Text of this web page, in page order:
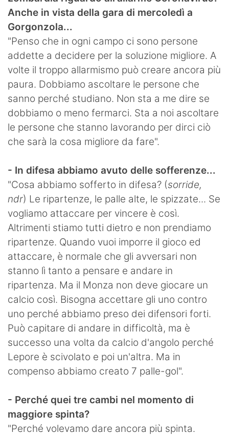
Anche in vista della gara di mercoledì a
Gorgonzola...
"Penso che in ogni campo ci sono persone
addette a decidere per la soluzione migliore. A
volte il troppo allarmismo può creare ancora più
paura. Dobbiamo ascoltare le persone che
sanno perché studiano. Non sta a me dire se
dobbiamo o meno fermarci. Sta a noi ascoltare
le persone che stanno lavorando per dirci ciò
che sarà la cosa migliore da fare".
- In difesa abbiamo avuto delle sofferenze...
"Cosa abbiamo sofferto in difesa? (sorride,
ndr) Le ripartenze, le palle alte, le spizzate... Se
vogliamo attaccare per vincere è così.
Altrimenti stiamo tutti dietro e non prendiamo
ripartenze. Quando vuoi imporre il gioco ed
attaccare, è normale che gli avversari non
stanno lì tanto a pensare e andare in
ripartenza. Ma il Monza non deve giocare un
calcio così. Bisogna accettare gli uno contro
uno perché abbiamo preso dei difensori forti.
Può capitare di andare in difficoltà, ma è
successo una volta da calcio d'angolo perché
Lepore è scivolato e poi un'altra. Ma in
compenso abbiamo creato 7 palle-gol".
- Perché quei tre cambi nel momento di
maggiore spinta?
"Perché volevamo dare ancora più spinta.